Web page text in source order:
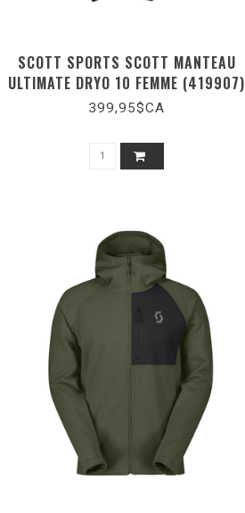
SCOTT SPORTS SCOTT MANTEAU
ULTIMATE DRYO 10 FEMME (419907)
399,95$CA